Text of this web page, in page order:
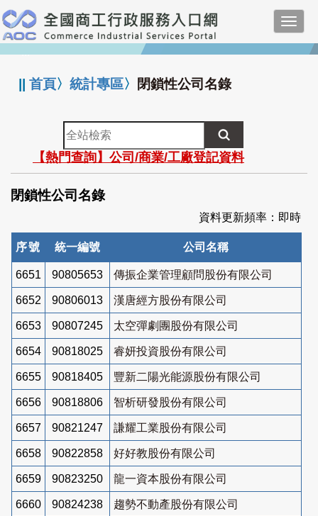
跳
到
主
要
:::
||首頁〉統計專區〉 閉鎖性公司名錄
全
站
檢
索
【熱門查詢】公司/商業/工廠登記資料
閉鎖性公司名錄
資料更新頻率：即時
序號 統一編號 公司名稱
6651 90805653 傳振企業管理顧問股份有限公司
6652 90806013 漢唐經方股份有限公司
6653 90807245 太空彈劇團股份有限公司
6654 90818025 睿妍投資股份有限公司
6655 90818405 豐新二陽光能源股份有限公司
6656 90818806 智析研發股份有限公司
6657 90821247 謙耀工業股份有限公司
6658 90822858 好好教股份有限公司
6659 90823250 龍一資本股份有限公司
6660 90824238 趨勢不動產股份有限公司